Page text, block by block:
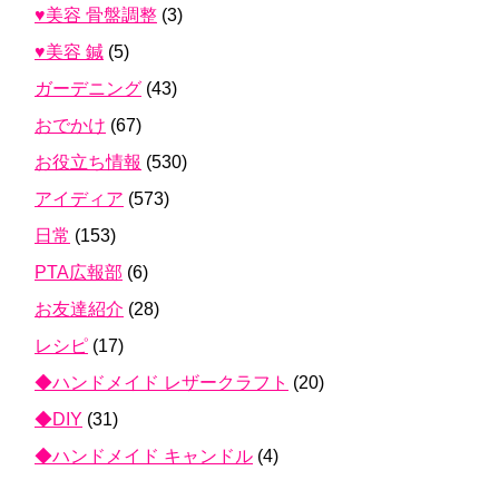
♥美容 骨盤調整 (3)
♥美容 鍼 (5)
ガーデニング (43)
おでかけ (67)
お役立ち情報 (530)
アイディア (573)
日常 (153)
PTA広報部 (6)
お友達紹介 (28)
レシピ (17)
◆ハンドメイド レザークラフト (20)
◆DIY (31)
◆ハンドメイド キャンドル (4)